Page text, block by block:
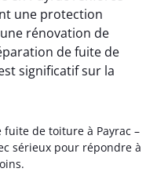
une protection
rénovation de
de fuite de
significatif sur la
de toiture à Payrac –
sérieux pour répondre à